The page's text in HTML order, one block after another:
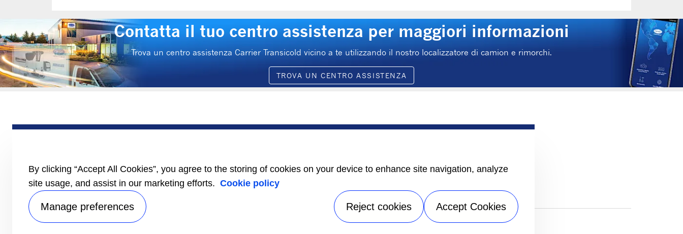
Contatta il tuo centro assistenza per maggiori informazioni
Trova un centro assistenza Carrier Transicold vicino a te utilizzando il nostro localizzatore di camion e rimorchi.
TROVA UN CENTRO ASSISTENZA
PRODOTTI
Documentazione
ASSISTENZA
manutenzione
Assistenza 24 ore, 7
giorni su 7
CONTATTI
Contatti commerciali
genere
Termini di utilizzo|Speak Up|Mappa del sito
By clicking “Accept All Cookies”, you agree to the storing of cookies on your device to enhance site navigation, analyze
site usage, and assist in our marketing efforts. Cookie policy
Manage preferences Reject cookies Accept Cookies